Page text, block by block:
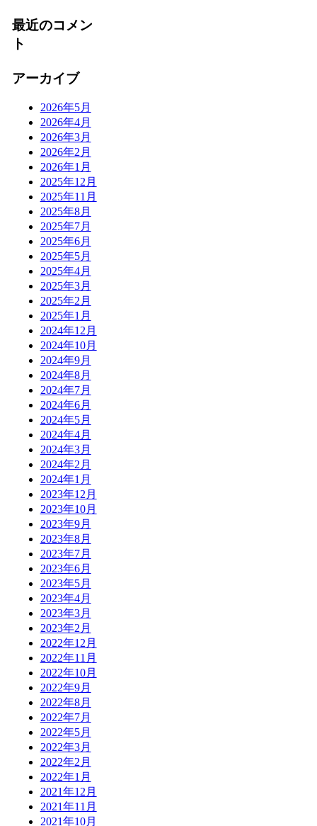
最近のコメン
ト
アーカイブ
2026年5月
2026年4月
2026年3月
2026年2月
2026年1月
2025年12月
2025年11月
2025年8月
2025年7月
2025年6月
2025年5月
2025年4月
2025年3月
2025年2月
2025年1月
2024年12月
2024年10月
2024年9月
2024年8月
2024年7月
2024年6月
2024年5月
2024年4月
2024年3月
2024年2月
2024年1月
2023年12月
2023年10月
2023年9月
2023年8月
2023年7月
2023年6月
2023年5月
2023年4月
2023年3月
2023年2月
2022年12月
2022年11月
2022年10月
2022年9月
2022年8月
2022年7月
2022年5月
2022年3月
2022年2月
2022年1月
2021年12月
2021年11月
2021年10月